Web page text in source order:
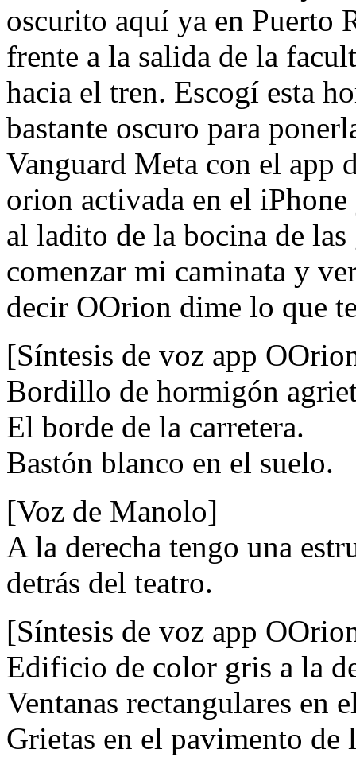
oscurito aquí ya en Puerto
frente a la salida de la
hacia el tren. Escogí esta
bastante oscuro para
Vanguard Meta con el app
orion activada en el
al ladito de la bocina de
comenzar mi caminata y
decir OOrion dime lo que
[Síntesis de voz app
Bordillo de hormigón
El borde de la carretera.
Bastón blanco en el suelo.
[Voz de Manolo]
A la derecha tengo una
detrás del teatro.
[Síntesis de voz app
Edificio de color gris a la
Ventanas rectangulares en
Grietas en el pavimento de